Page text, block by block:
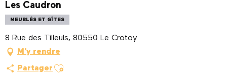
Les Caudron
MEUBLÉS ET GÎTES
8 Rue des Tilleuls, 80550 Le Crotoy
M'y rendre
Partager Ajouter aux favoris